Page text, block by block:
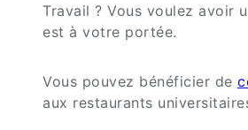
Travail ? Vous voulez avoir
est à votre portée.
Vous pouvez bénéficier de
aux restaurants